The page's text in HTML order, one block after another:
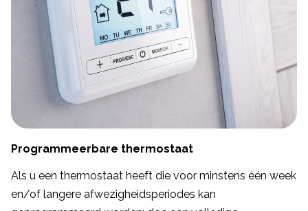
Programmeerbare thermostaat
Als u een thermostaat heeft die voor minstens één week
en/of langere afwezigheidsperiodes kan